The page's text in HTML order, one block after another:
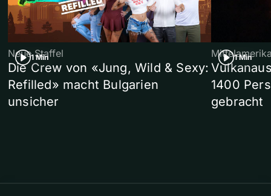
1 Min
Neue Staffel
Die Crew von «Jung, Wild & Sexy:
Refilled» macht Bulgarien
unsicher
1 Min
1400
gebracht